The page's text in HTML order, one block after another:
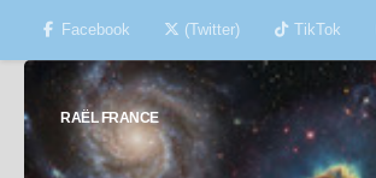
Skip to content
Facebook (Twitter) TikTok
RAËL FRANCE